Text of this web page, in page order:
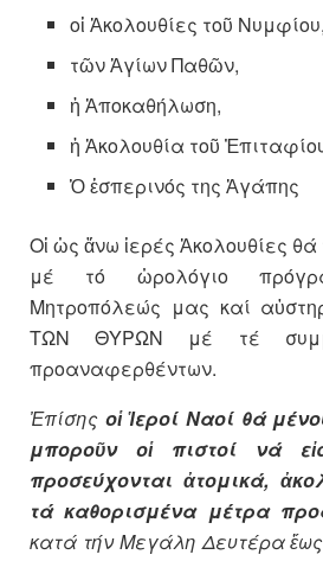
οἱ Ἀκολουθίες τοῦ Νυμφίου,
τῶν Ἁγίων Παθῶν,
ἡ Ἀποκαθήλωση,
ἡ Ἀκολουθία τοῦ
Ὁ ἑσπερινός της Ἀγάπης
Οἱ ὡς ἄνω ἱερές Ἀκολουθίες
μέ τό ὡρολόγιο
Μητροπόλεώς μας καί
ΤΩΝ ΘΥΡΩΝ μέ τέ
προαναφερθέντων.
Ἐπίσης οἱ Ἱεροί Ναοί θά
μποροῦν οἱ πιστοί νά
προσεύχονται ἀτομικά,
τά καθορισμένα μέτρα
κατά τήν Μεγάλη Δευτέρα